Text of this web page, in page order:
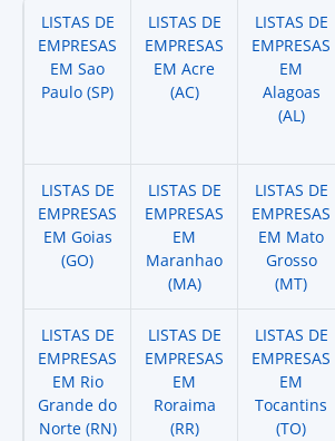
LISTAS DE
EMPRESAS
EM Sao
Paulo (SP)
LISTAS DE
EMPRESAS
EM Acre
(AC)
LISTAS DE
EMPRESAS
EM
Alagoas
(AL)
LISTAS DE
EMPRESAS
EM Goias
(GO)
LISTAS DE
EMPRESAS
EM
Maranhao
(MA)
LISTAS DE
EMPRESAS
EM Mato
Grosso
(MT)
LISTAS DE
EMPRESAS
EM Rio
Grande do
Norte (RN)
LISTAS DE
EMPRESAS
EM
Roraima
(RR)
LISTAS DE
EMPRESAS
EM
Tocantins
(TO)